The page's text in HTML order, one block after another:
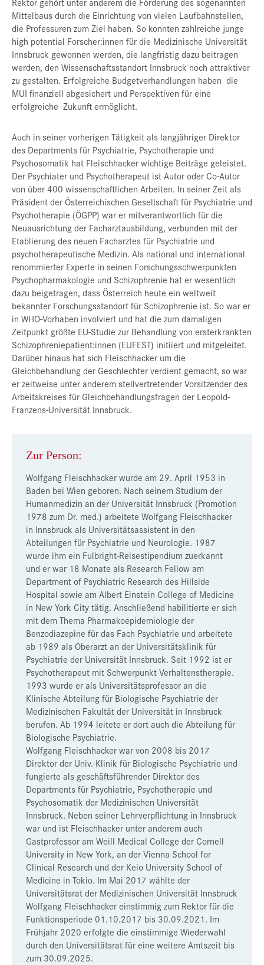
Mittelbaus durch die Einrichtung von vielen Laufbahnstellen,
die Professuren zum Ziel haben. So konnten zahlreiche junge
high potential Forscher:innen für die Medizinische Universität
Innsbruck gewonnen werden, die langfristig dazu beitragen
werden, den Wissenschaftsstandort Innsbruck noch attraktiver
zu gestalten. Erfolgreiche Budgetverhandlungen haben die
MUI finanziell abgesichert und Perspektiven für eine
erfolgreiche Zukunft ermöglicht.
Auch in seiner vorherigen Tätigkeit als langjähriger Direktor
des Departments für Psychiatrie, Psychotherapie und
Psychosomatik hat Fleischhacker wichtige Beiträge geleistet.
Der Psychiater und Psychotherapeut ist Autor oder Co-Autor
von über 400 wissenschaftlichen Arbeiten. In seiner Zeit als
Präsident der Österreichischen Gesellschaft für Psychiatrie und
Psychotherapie (ÖGPP) war er mitverantwortlich für die
Neuausrichtung der Facharztausbildung, verbunden mit der
Etablierung des neuen Facharztes für Psychiatrie und
psychotherapeutische Medizin. Als national und international
renommierter Experte in seinen Forschungsschwerpunkten
Psychopharmakologie und Schizophrenie hat er wesentlich
dazu beigetragen, dass Österreich heute ein weltweit
bekannter Forschungsstandort für Schizophrenie ist. So war er
in WHO-Vorhaben involviert und hat die zum damaligen
Zeitpunkt größte EU-Studie zur Behandlung von ersterkrankten
Schizophreniepatient:innen (EUFEST) initiiert und mitgeleitet.
Darüber hinaus hat sich Fleischhacker um die
Gleichbehandlung der Geschlechter verdient gemacht, so war
er zeitweise unter anderem stellvertretender Vorsitzender des
Arbeitskreises für Gleichbehandlungsfragen der Leopold-
Franzens-Universität Innsbruck.
Zur Person:
Wolfgang Fleischhacker wurde am 29. April 1953 in
Baden bei Wien geboren. Nach seinem Studium der
Humanmedizin an der Universität Innsbruck (Promotion
1978 zum Dr. med.) arbeitete Wolfgang Fleischhacker
in Innsbruck als Universitätsassistent in den
Abteilungen für Psychiatrie und Neurologie. 1987
wurde ihm ein Fulbright-Reisestipendium zuerkannt
und er war 18 Monate als Research Fellow am
Department of Psychiatric Research des Hillside
Hospital sowie am Albert Einstein College of Medicine
in New York City tätig. Anschließend habilitierte er sich
mit dem Thema Pharmakoepidemiologie der
Benzodiazepine für das Fach Psychiatrie und arbeitete
ab 1989 als Oberarzt an der Universitätsklinik für
Psychiatrie der Universität Innsbruck. Seit 1992 ist er
Psychotherapeut mit Schwerpunkt Verhaltenstherapie.
1993 wurde er als Universitätsprofessor an die
Klinische Abteilung für Biologische Psychiatrie der
Medizinischen Fakultät der Universität in Innsbruck
berufen. Ab 1994 leitete er dort auch die Abteilung für
Biologische Psychiatrie.
Wolfgang Fleischhacker war von 2008 bis 2017
Direktor der Univ.-Klinik für Biologische Psychiatrie und
fungierte als geschäftsführender Direktor des
Departments für Psychiatrie, Psychotherapie und
Psychosomatik der Medizinischen Universität
Innsbruck. Neben seiner Lehrverpflichtung in Innsbruck
war und ist Fleischhacker unter anderem auch
Gastprofessor am Weill Medical College der Cornell
University in New York, an der Vienna School for
Clinical Research und der Keio University School of
Medicine in Tokio. Im Mai 2017 wählte der
Universitätsrat der Medizinischen Universität Innsbruck
Wolfgang Fleischhacker einstimmig zum Rektor für die
Funktionsperiode 01.10.2017 bis 30.09.2021. Im
Frühjahr 2020 erfolgte die einstimmige Wiederwahl
durch den Universitätsrat für eine weitere Amtszeit bis
zum 30.09.2025.